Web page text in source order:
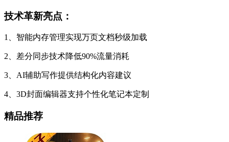
技术革新亮点：
1、智能内存管理实现万页文档秒级加载
2、差分同步技术降低90%流量消耗
3、AI辅助写作提供结构化内容建议
4、3D封面编辑器支持个性化笔记本定制
精品推荐